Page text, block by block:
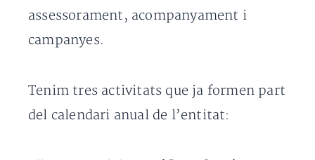
assessorament, acompanyament i
campanyes.
Tenim tres activitats que ja formen part
del calendari anual de l’entitat: